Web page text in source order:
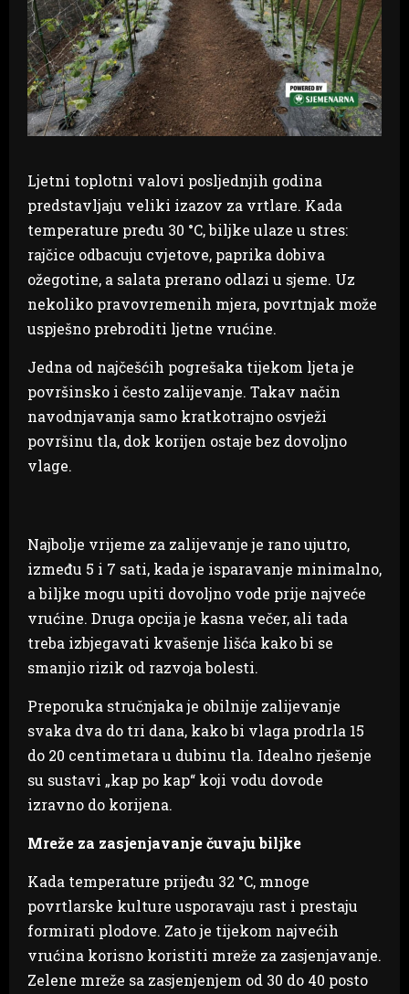
Ljetni toplotni valovi posljednjih godina
predstavljaju veliki izazov za vrtlare. Kada
temperature pređu 30 °C, biljke ulaze u stres:
rajčice odbacuju cvjetove, paprika dobiva
ožegotine, a salata prerano odlazi u sjeme. Uz
nekoliko pravovremenih mjera, povrtnjak može
uspješno prebroditi ljetne vrućine.
Jedna od najčešćih pogrešaka tijekom ljeta je
površinsko i često zalijevanje. Takav način
navodnjavanja samo kratkotrajno osvježi
površinu tla, dok korijen ostaje bez dovoljno
vlage.
Najbolje vrijeme za zalijevanje je rano ujutro,
između 5 i 7 sati, kada je isparavanje minimalno,
a biljke mogu upiti dovoljno vode prije najveće
vrućine. Druga opcija je kasna večer, ali tada
treba izbjegavati kvašenje lišća kako bi se
smanjio rizik od razvoja bolesti.
Preporuka stručnjaka je obilnije zalijevanje
svaka dva do tri dana, kako bi vlaga prodrla 15
do 20 centimetara u dubinu tla. Idealno rješenje
su sustavi „kap po kap“ koji vodu dovode
izravno do korijena.
Mreže za zasjenjavanje čuvaju biljke
Kada temperature prijeđu 32 °C, mnoge
povrtlarske kulture usporavaju rast i prestaju
formirati plodove. Zato je tijekom najvećih
vrućina korisno koristiti mreže za zasjenjavanje.
Zelene mreže sa zasjenjenjem od 30 do 40 posto